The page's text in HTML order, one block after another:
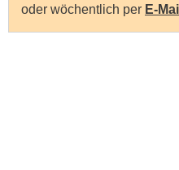
oder wöchentlich per E-Mail